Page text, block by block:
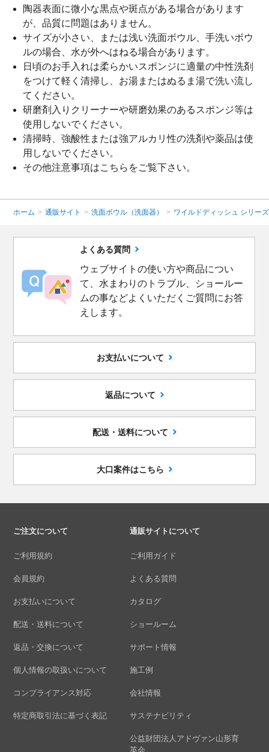
陶器表面に微小な黒点や斑点がある場合があります
が、品質に問題はありません。
サイズが小さい、または浅い洗面ボウル、手洗いボウ
ルの場合、水が外へはねる場合があります。
日頃のお手入れは柔らかいスポンジに適量の中性洗剤
をつけて軽く清掃し、お湯またはぬるま湯で洗い流し
てください。
研磨剤入りクリーナーや研磨効果のあるスポンジ等は
使用しないでください。
清掃時、強酸性または強アルカリ性の洗剤や薬品は使
用しないでください。
その他注意事項はこちら をご覧下さい。
ホーム > 通販サイト > 洗面ボウル（洗面器） > ワイルドディッシュ シリーズ
よくある質問
ウェブサイトの使い方や商品につい
て、水まわりのトラブル、ショールー
ムの事などよくいただくご質問にお答
えします。
お支払いについて
返品について
配送・送料について
大口案件はこちら
ご注文について
ご利用規約
会員規約
お支払いについて
配送・送料について
返品・交換について
個人情報の取扱いについて
コンプライアンス対応
特定商取引法に基づく表記
通販サイトについて
ご利用ガイド
よくある質問
カタログ
ショールーム
サポート情報
施工例
会社情報
サステナビリティ
公益財団法人アドヴァン山形育
英会